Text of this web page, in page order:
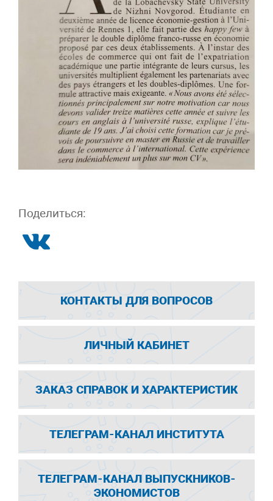
Поделиться:
КОНТАКТЫ ДЛЯ ВОПРОСОВ
ЛИЧНЫЙ КАБИНЕТ
ЗАКАЗ СПРАВОК И ХАРАКТЕРИСТИК
ТЕЛЕГРАМ-КАНАЛ ИНСТИТУТА
ТЕЛЕГРАМ-КАНАЛ ВЫПУСКНИКОВ-
ЭКОНОМИСТОВ